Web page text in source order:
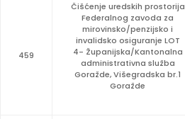
459
Čišćenje uredskih prostorija
Federalnog zavoda za
mirovinsko/penzijsko i
invalidsko osiguranje LOT
4- Županijska/Kantonalna
administrativna služba
Goražde, Višegradska br.1
Goražde